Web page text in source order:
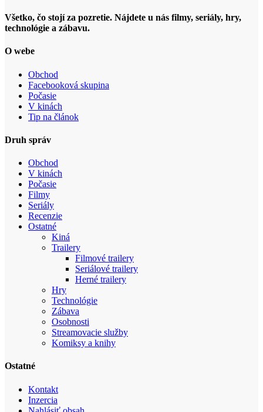
Všetko, čo stojí za pozretie. Nájdete u nás filmy, seriály, hry,
technológie a zábavu.
O webe
Obchod
Facebooková skupina
Počasie
V kinách
Tip na článok
Druh správ
Obchod
V kinách
Počasie
Filmy
Seriály
Recenzie
Ostatné
Kiná
Trailery
Filmové trailery
Seriálové trailery
Herné trailery
Hry
Technológie
Zábava
Osobnosti
Streamovacie služby
Komiksy a knihy
Ostatné
Kontakt
Inzercia